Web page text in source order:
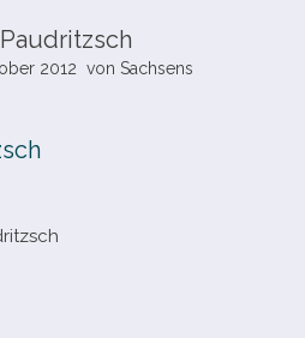
2012 von Sachsens